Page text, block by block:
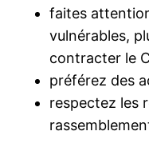
faites
vulnérables,
contracter le
préférez des
respectez les